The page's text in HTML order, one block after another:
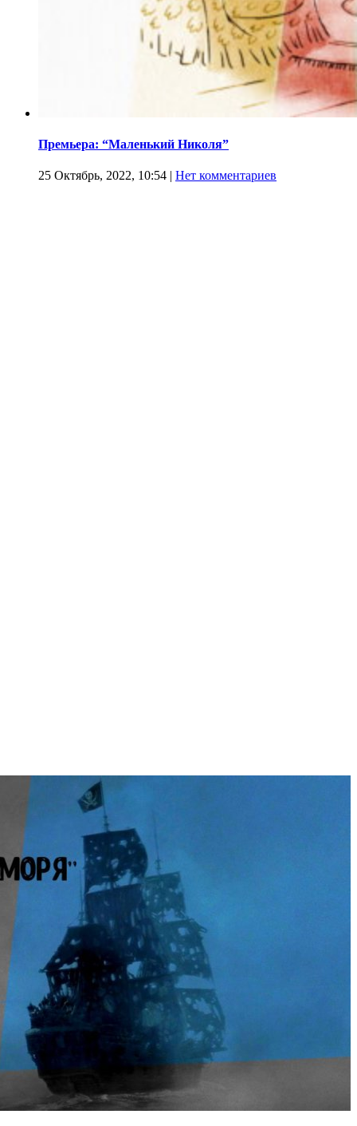
Премьера: “Маленький Николя”
25 Октябрь, 2022, 10:54 | Нет комментариев